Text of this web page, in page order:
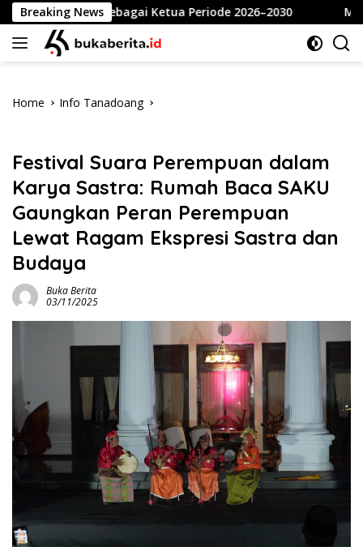
Skip
to
content
Breaking News
sebagai Ketua Periode 2026–2030 Meriahkan
Home Info Tanadoang
Festival Suara Perempuan dalam
Karya Sastra: Rumah Baca SAKU
Gaungkan Peran Perempuan
Lewat Ragam Ekspresi Sastra dan
Budaya
Buka Berita
03/11/2025